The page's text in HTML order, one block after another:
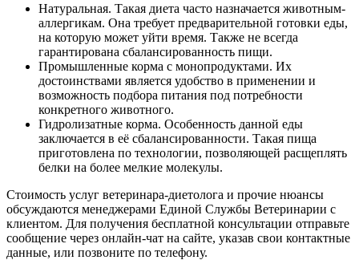
Натуральная. Такая диета часто назначается животным-
аллергикам. Она требует предварительной готовки еды,
на которую может уйти время. Также не всегда
гарантирована сбалансированность пищи.
Промышленные корма с монопродуктами. Их
достоинствами является удобство в применении и
возможность подбора питания под потребности
конкретного животного.
Гидролизатные корма. Особенность данной еды
заключается в её сбалансированности. Такая пища
приготовлена по технологии, позволяющей расщеплять
белки на более мелкие молекулы.
Стоимость услуг ветеринара-диетолога и прочие нюансы
обсуждаются менеджерами Единой Службы Ветеринарии с
клиентом. Для получения бесплатной консультации отправьте
сообщение через онлайн-чат на сайте, указав свои контактные
данные, или позвоните по телефону.